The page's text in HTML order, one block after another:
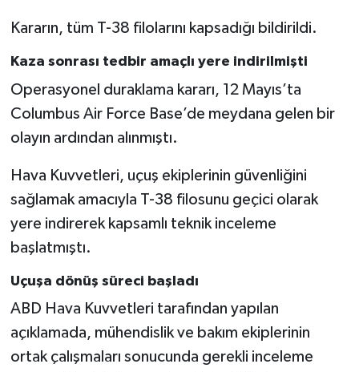
Kararın, tüm T-38 filolarını kapsadığı bildirildi.
Kaza sonrası tedbir amaçlı yere indirilmişti
Operasyonel duraklama kararı, 12 Mayıs’ta
Columbus Air Force Base’de meydana gelen bir
olayın ardından alınmıştı.
Hava Kuvvetleri, uçuş ekiplerinin güvenliğini
sağlamak amacıyla T-38 filosunu geçici olarak
yere indirerek kapsamlı teknik inceleme
başlatmıştı.
Uçuşa dönüş süreci başladı
ABD Hava Kuvvetleri tarafından yapılan
açıklamada, mühendislik ve bakım ekiplerinin
ortak çalışmaları sonucunda gerekli inceleme